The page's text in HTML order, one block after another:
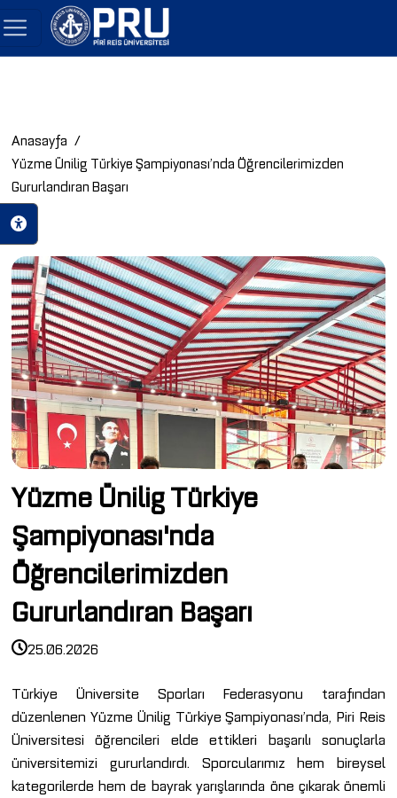
Anasayfa
Yüzme Ünilig Türkiye Şampiyonası’nda Öğrencilerimizden
Gururlandıran Başarı
Yüzme Ünilig Türkiye
Şampiyonası'nda
Öğrencilerimizden
Gururlandıran Başarı
25.06.2026
Türkiye Üniversite Sporları Federasyonu tarafından
düzenlenen Yüzme Ünilig Türkiye Şampiyonası’nda, Piri Reis
Üniversitesi öğrencileri elde ettikleri başarılı sonuçlarla
üniversitemizi gururlandırdı. Sporcularımız hem bireysel
kategorilerde hem de bayrak yarışlarında öne çıkarak önemli